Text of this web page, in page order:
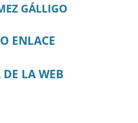
GÁLLIGO
ENLACE
LA WEB